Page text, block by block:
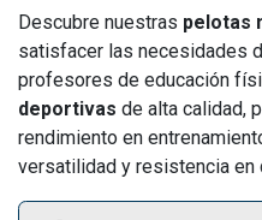
Descubre nuestras pelotas
satisfacer las necesidades
profesores de educación
deportivas de alta calidad,
rendimiento en
versatilidad y resistencia en